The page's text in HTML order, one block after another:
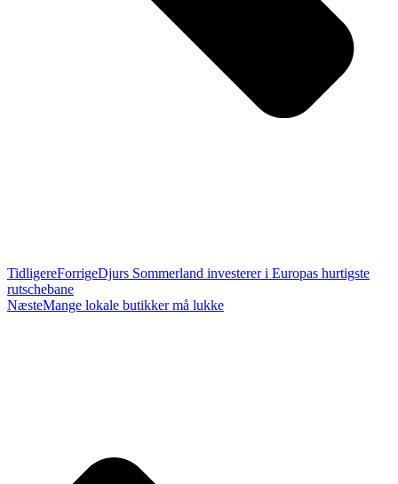
TidligereForrigeDjurs Sommerland investerer i Europas hurtigste
rutschebane
NæsteMange lokale butikker må lukke